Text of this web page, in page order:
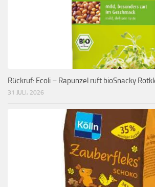
Rückruf: Ecoli – Rapunzel ruft bioSnacky
31 JULI, 2026